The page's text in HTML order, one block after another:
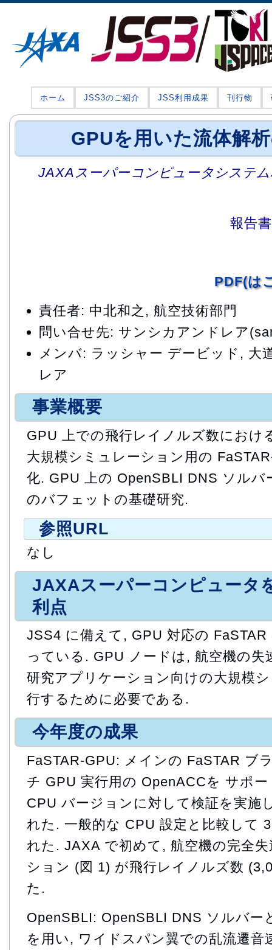
ホーム JSS3のご紹介 JSS利用成果 刊行物
GPUを用いた流体解
JAXAスーパーコンピュータシステ
報告
PDF(は
責任者: 中北和之, 航空技術部門
問い合せ先: サンシカアンドレア
メンバ: ラッシャー デービッド, 大
レア
事業概要
GPU 上での飛行レイノルズ数におけ
大規模シミュレーション用の
化. GPU 上の OpenSBLI DNS ソルバ
のバフェットの基礎研究.
参照URL
なし
JAXAスーパーコンピュータ
利点
JSS4 に備えて, GPU 対応の
っている. GPU ノードは, 航空機の
研究アプリケーション向けの大規模
行するために必要である.
今年度の成果
FaSTAR-GPU: メインの FaSTAR ブ
チ GPU 実行用の OpenACCを サポ
CPU バージョンに対して検証を実施
れた. 一般的な CPU 設定と比較して
れた. JAXA で初めて, 航空機の完全
ション (図 1) が飛行レイノルズ数
た.
OpenSBLI: OpenSBLI DNS ソルバー
を用い, ワイドスパン翼での乱流遷音